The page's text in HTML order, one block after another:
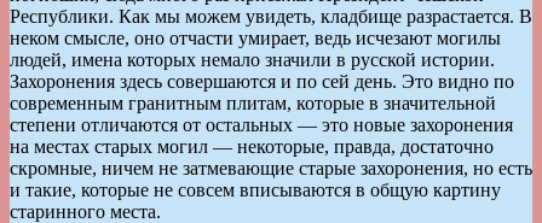
Республики. Как мы можем увидеть, кладбище разрастается. В
неком смысле, оно отчасти умирает, ведь исчезают могилы
людей, имена которых немало значили в русской истории.
Захоронения здесь совершаются и по сей день. Это видно по
современным гранитным плитам, которые в значительной
степени отличаются от остальных — это новые захоронения
на местах старых могил — некоторые, правда, достаточно
скромные, ничем не затмевающие старые захоронения, но есть
и такие, которые не совсем вписываются в общую картину
старинного места.